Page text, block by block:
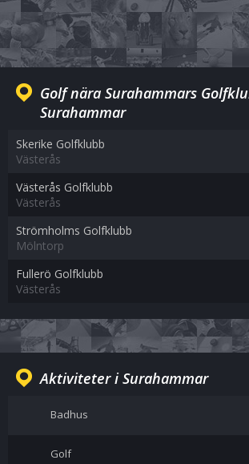
Golf nära Surahammars
Surahammar
Skerike Golfklubb
Västerås
Västerås Golfklubb
Västerås
Strömholms Golfklubb
Mölntorp
Fullerö Golfklubb
Västerås
Aktiviteter i Surahammar
Badhus
Golf